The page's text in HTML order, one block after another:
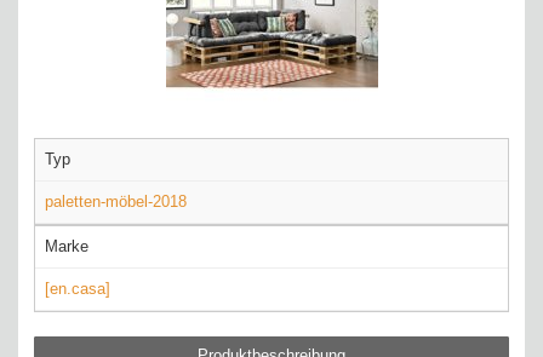
Typ
paletten-möbel-2018
Marke
[en.casa]